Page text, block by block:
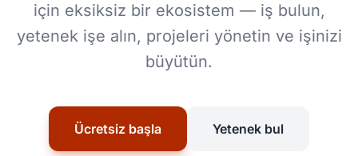
için eksiksiz bir ekosistem — iş bulun,
yetenek işe alın, projeleri yönetin ve işinizi
büyütün.
Ücretsiz başla Yetenek bul